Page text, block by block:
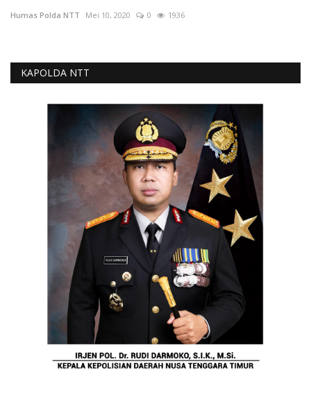
Humas Polda NTT Mei 10, 2020 0 1936
KAPOLDA NTT